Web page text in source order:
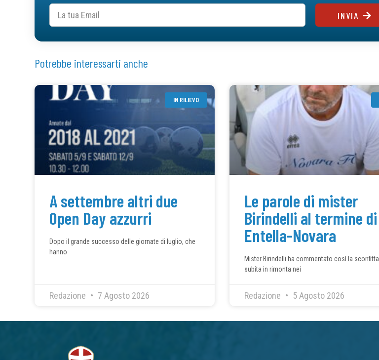
INVIA
Potrebbe interessarti anche
IN RILIEVO
A settembre altri due
Open Day azzurri
Dopo il grande successo delle giornate di luglio, che
hanno
Redazione 7 Agosto 2026
Le parole di mister
Birindelli al termine di
Entella-Novara
Mister Birindelli ha commentato così la sconfitta
subita in rimonta nei
Redazione 5 Agosto 2026